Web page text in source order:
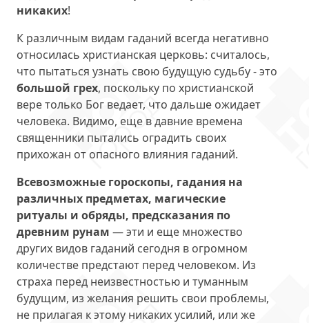
никаких!
К различным видам гаданий всегда негативно
относилась христианская церковь: считалось,
что пытаться узнать свою будущую судьбу - это
большой грех, поскольку по христианской
вере только Бог ведает, что дальше ожидает
человека. Видимо, еще в давние времена
священники пытались оградить своих
прихожан от опасного влияния гаданий.
Всевозможные гороскопы, гадания на
различных предметах, магические
ритуалы и обряды, предсказания по
древним рунам — эти и еще множество
других видов гаданий сегодня в огромном
количестве предстают перед человеком. Из
страха перед неизвестностью и туманным
будущим, из желания решить свои проблемы,
не прилагая к этому никаких усилий, или же